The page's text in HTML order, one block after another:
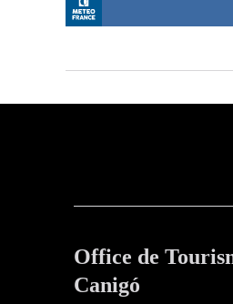
Office de
Canigó